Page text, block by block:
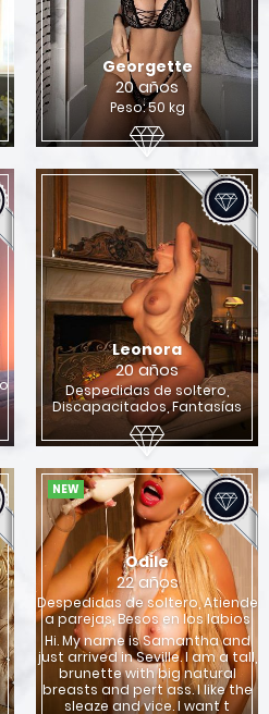
Georgette
20 años
Peso: 50 kg
Leonora
20 años
Despedidas de soltero,
Discapacitados, Fantasías
NEW
Odile
22 años
Despedidas de soltero, Atiende
a parejas, Besos en los labios
Hi. My name is Samantha and
just arrived in Seville. I am a tall,
brunette with big natural
breasts and pert ass. I like the
sleaze and vice. I want t